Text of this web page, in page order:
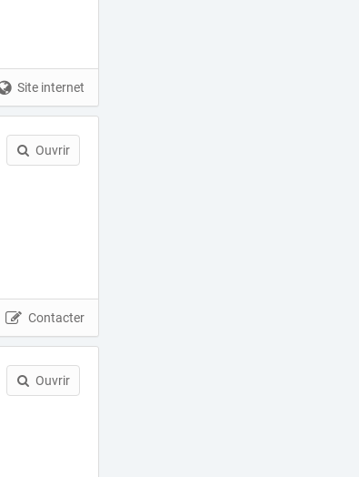
Site internet
Ouvrir
Contacter
Ouvrir